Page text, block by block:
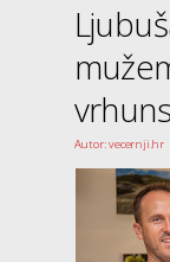
Autor: vecernji.hr